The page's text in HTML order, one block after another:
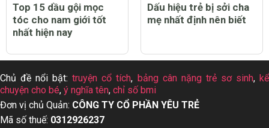
Top 15 dầu gội mọc
tóc cho nam giới tốt
nhất hiện nay
Dấu hiệu trẻ bị sởi cha
mẹ nhất định nên biết
Chủ đề nổi bật:truyện cổ tích, bảng cân nặng trẻ sơ sinh,kể
chuyện cho bé, ý nghĩa tên, chỉ số bmi
Đơn vị chủ Quản: CÔNG TY CỔ PHẦN YÊU TRẺ
Mã số thuế: 0312926237